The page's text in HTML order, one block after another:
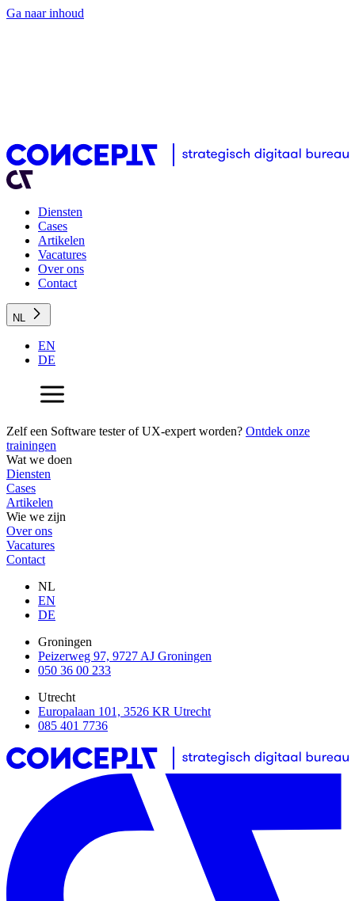
Ga naar inhoud
Diensten
Cases
Artikelen
Vacatures
Over ons
Contact
NL
EN
DE
Zelf een Software tester of UX-expert worden? Ontdek onze
trainingen
Wat we doen
Diensten
Cases
Artikelen
Wie we zijn
Over ons
Vacatures
Contact
NL
EN
DE
Groningen
Peizerweg 97, 9727 AJ Groningen
050 36 00 233
Utrecht
Europalaan 101, 3526 KR Utrecht
085 401 7736